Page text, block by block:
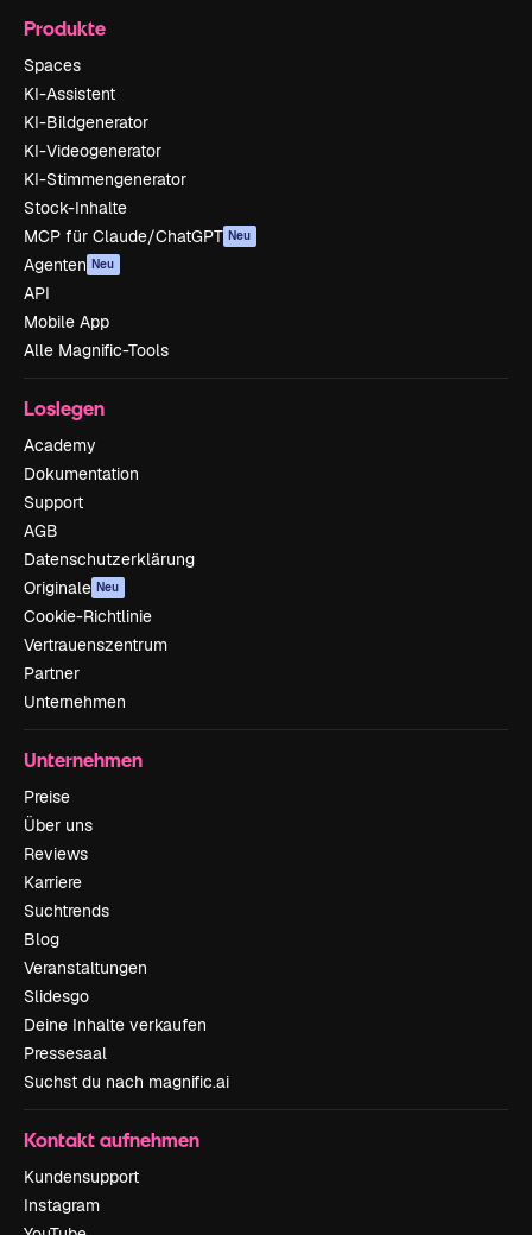
Produkte
Spaces
KI-Assistent
KI-Bildgenerator
KI-Videogenerator
KI-Stimmengenerator
Stock-Inhalte
MCP für Claude/ChatGPT Neu
Agenten Neu
API
Mobile App
Alle Magnific-Tools
Loslegen
Academy
Dokumentation
Support
AGB
Datenschutzerklärung
Originale Neu
Cookie-Richtlinie
Vertrauenszentrum
Partner
Unternehmen
Unternehmen
Preise
Über uns
Reviews
Karriere
Suchtrends
Blog
Veranstaltungen
Slidesgo
Deine Inhalte verkaufen
Pressesaal
Suchst du nach magnific.ai
Kontakt aufnehmen
Kundensupport
Instagram